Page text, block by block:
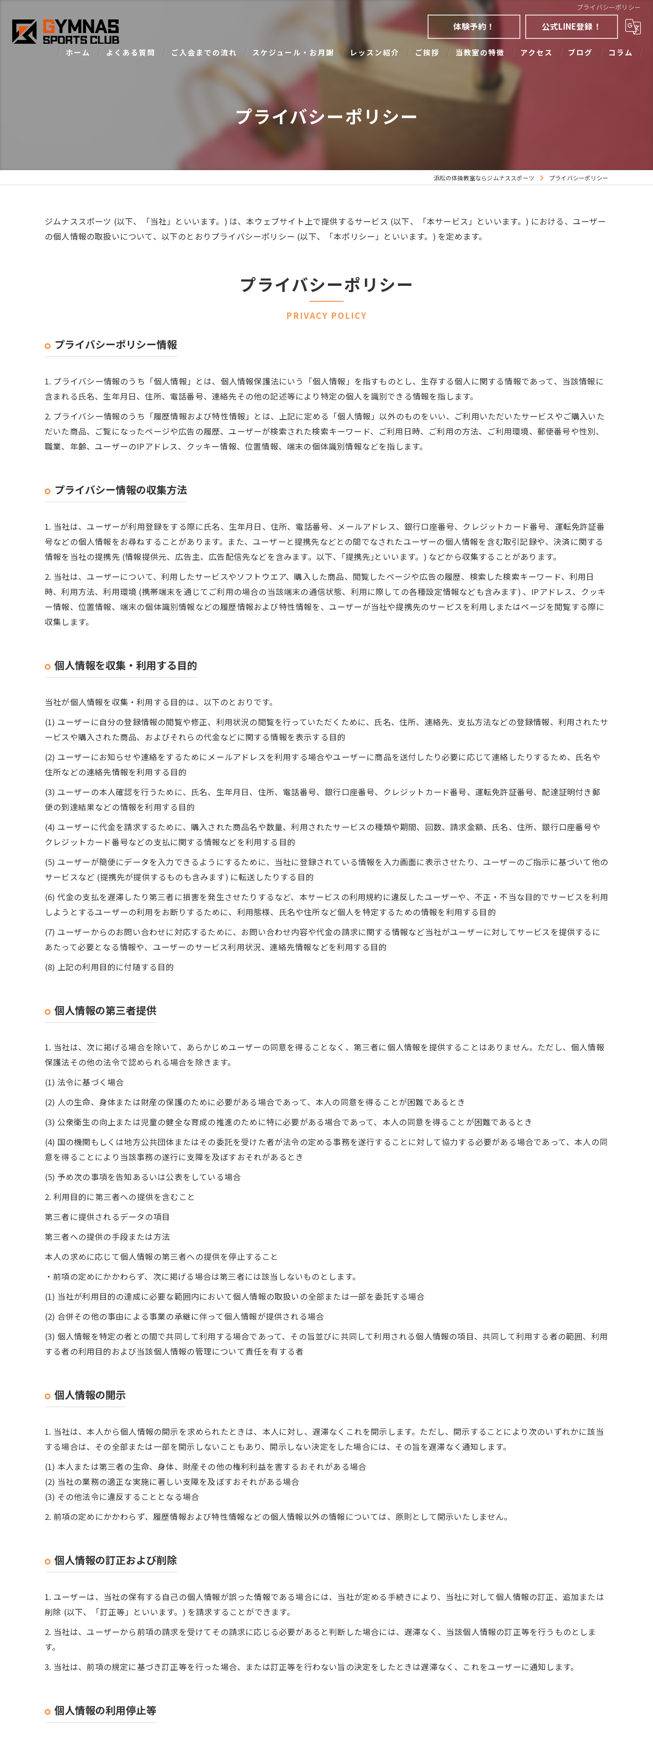
プライバシーポリシー
体験予約！ 公式LINE登録！
ホーム よくある質問 ご入会までの流れ スケジュール・お月謝 レッスン紹介 ご挨拶 当教室の特徴
アクロバット
少人数
アクセス ブログ コラム
プライバシーポリシー
浜松の体操教室ならジムナススポーツ プライバシーポリシー
ジムナススポーツ (以下、「当社」といいます。) は、本ウェブサイト上で提供するサービス (以下、「本サービス」といいます。) における、ユーザー
の個人情報の取扱いについて、以下のとおりプライバシーポリシー (以下、「本ポリシー」といいます。) を定めます。
プライバシーポリシー
PRIVACY POLICY
プライバシーポリシー情報
1. プライバシー情報のうち「個人情報」とは、個人情報保護法にいう「個人情報」を指すものとし、生存する個人に関する情報であって、当該情報に
含まれる氏名、生年月日、住所、電話番号、連絡先その他の記述等により特定の個人を識別できる情報を指します。
2. プライバシー情報のうち「履歴情報および特性情報」とは、上記に定める「個人情報」以外のものをいい、ご利用いただいたサービスやご購入いた
だいた商品、ご覧になったページや広告の履歴、ユーザーが検索された検索キーワード、ご利用日時、ご利用の方法、ご利用環境、郵便番号や性別、
職業、年齢、ユーザーのIPアドレス、クッキー情報、位置情報、端末の個体識別情報などを指します。
プライバシー情報の収集方法
1. 当社は、ユーザーが利用登録をする際に氏名、生年月日、住所、電話番号、メールアドレス、銀行口座番号、クレジットカード番号、運転免許証番
号などの個人情報をお尋ねすることがあります。また、ユーザーと提携先などとの間でなされたユーザーの個人情報を含む取引記録や、決済に関する
情報を当社の提携先 (情報提供元、広告主、広告配信先などを含みます。以下、｢提携先｣といいます。) などから収集することがあります。
2. 当社は、ユーザーについて、利用したサービスやソフトウエア、購入した商品、閲覧したページや広告の履歴、検索した検索キーワード、利用日
時、利用方法、利用環境 (携帯端末を通じてご利用の場合の当該端末の通信状態、利用に際しての各種設定情報なども含みます) 、IPアドレス、クッキ
ー情報、位置情報、端末の個体識別情報などの履歴情報および特性情報を、ユーザーが当社や提携先のサービスを利用しまたはページを閲覧する際に
収集します。
個人情報を収集・利用する目的
当社が個人情報を収集・利用する目的は、以下のとおりです。
(1) ユーザーに自分の登録情報の閲覧や修正、利用状況の閲覧を行っていただくために、氏名、住所、連絡先、支払方法などの登録情報、利用されたサ
ービスや購入された商品、およびそれらの代金などに関する情報を表示する目的
(2) ユーザーにお知らせや連絡をするためにメールアドレスを利用する場合やユーザーに商品を送付したり必要に応じて連絡したりするため、氏名や
住所などの連絡先情報を利用する目的
(3) ユーザーの本人確認を行うために、氏名、生年月日、住所、電話番号、銀行口座番号、クレジットカード番号、運転免許証番号、配達証明付き郵
便の到達結果などの情報を利用する目的
(4) ユーザーに代金を請求するために、購入された商品名や数量、利用されたサービスの種類や期間、回数、請求金額、氏名、住所、銀行口座番号や
クレジットカード番号などの支払に関する情報などを利用する目的
(5) ユーザーが簡便にデータを入力できるようにするために、当社に登録されている情報を入力画面に表示させたり、ユーザーのご指示に基づいて他の
サービスなど (提携先が提供するものも含みます) に転送したりする目的
(6) 代金の支払を遅滞したり第三者に損害を発生させたりするなど、本サービスの利用規約に違反したユーザーや、不正・不当な目的でサービスを利用
しようとするユーザーの利用をお断りするために、利用態様、氏名や住所など個人を特定するための情報を利用する目的
(7) ユーザーからのお問い合わせに対応するために、お問い合わせ内容や代金の請求に関する情報など当社がユーザーに対してサービスを提供するに
あたって必要となる情報や、ユーザーのサービス利用状況、連絡先情報などを利用する目的
(8) 上記の利用目的に付随する目的
個人情報の第三者提供
1. 当社は、次に掲げる場合を除いて、あらかじめユーザーの同意を得ることなく、第三者に個人情報を提供することはありません。ただし、個人情報
保護法その他の法令で認められる場合を除きます。
(1) 法令に基づく場合
(2) 人の生命、身体または財産の保護のために必要がある場合であって、本人の同意を得ることが困難であるとき
(3) 公衆衛生の向上または児童の健全な育成の推進のために特に必要がある場合であって、本人の同意を得ることが困難であるとき
(4) 国の機関もしくは地方公共団体またはその委託を受けた者が法令の定める事務を遂行することに対して協力する必要がある場合であって、本人の同
意を得ることにより当該事務の遂行に支障を及ぼすおそれがあるとき
(5) 予め次の事項を告知あるいは公表をしている場合
2. 利用目的に第三者への提供を含むこと
第三者に提供されるデータの項目
第三者への提供の手段または方法
本人の求めに応じて個人情報の第三者への提供を停止すること
・前項の定めにかかわらず、次に掲げる場合は第三者には該当しないものとします。
(1) 当社が利用目的の達成に必要な範囲内において個人情報の取扱いの全部または一部を委託する場合
(2) 合併その他の事由による事業の承継に伴って個人情報が提供される場合
(3) 個人情報を特定の者との間で共同して利用する場合であって、その旨並びに共同して利用される個人情報の項目、共同して利用する者の範囲、利用
する者の利用目的および当該個人情報の管理について責任を有する者
個人情報の開示
1. 当社は、本人から個人情報の開示を求められたときは、本人に対し、遅滞なくこれを開示します。ただし、開示することにより次のいずれかに該当
する場合は、その全部または一部を開示しないこともあり、開示しない決定をした場合には、その旨を遅滞なく通知します。
(1) 本人または第三者の生命、身体、財産その他の権利利益を害するおそれがある場合
(2) 当社の業務の適正な実施に著しい支障を及ぼすおそれがある場合
(3) その他法令に違反することとなる場合
2. 前項の定めにかかわらず、履歴情報および特性情報などの個人情報以外の情報については、原則として開示いたしません。
個人情報の訂正および削除
1. ユーザーは、当社の保有する自己の個人情報が誤った情報である場合には、当社が定める手続きにより、当社に対して個人情報の訂正、追加または
削除 (以下、「訂正等」といいます。) を請求することができます。
2. 当社は、ユーザーから前項の請求を受けてその請求に応じる必要があると判断した場合には、遅滞なく、当該個人情報の訂正等を行うものとしま
す。
3. 当社は、前項の規定に基づき訂正等を行った場合、または訂正等を行わない旨の決定をしたときは遅滞なく、これをユーザーに通知します。
個人情報の利用停止等